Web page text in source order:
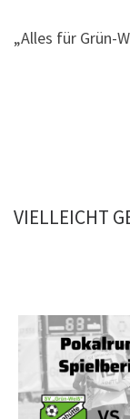
„Alles für Grün-
VIELLEICHT